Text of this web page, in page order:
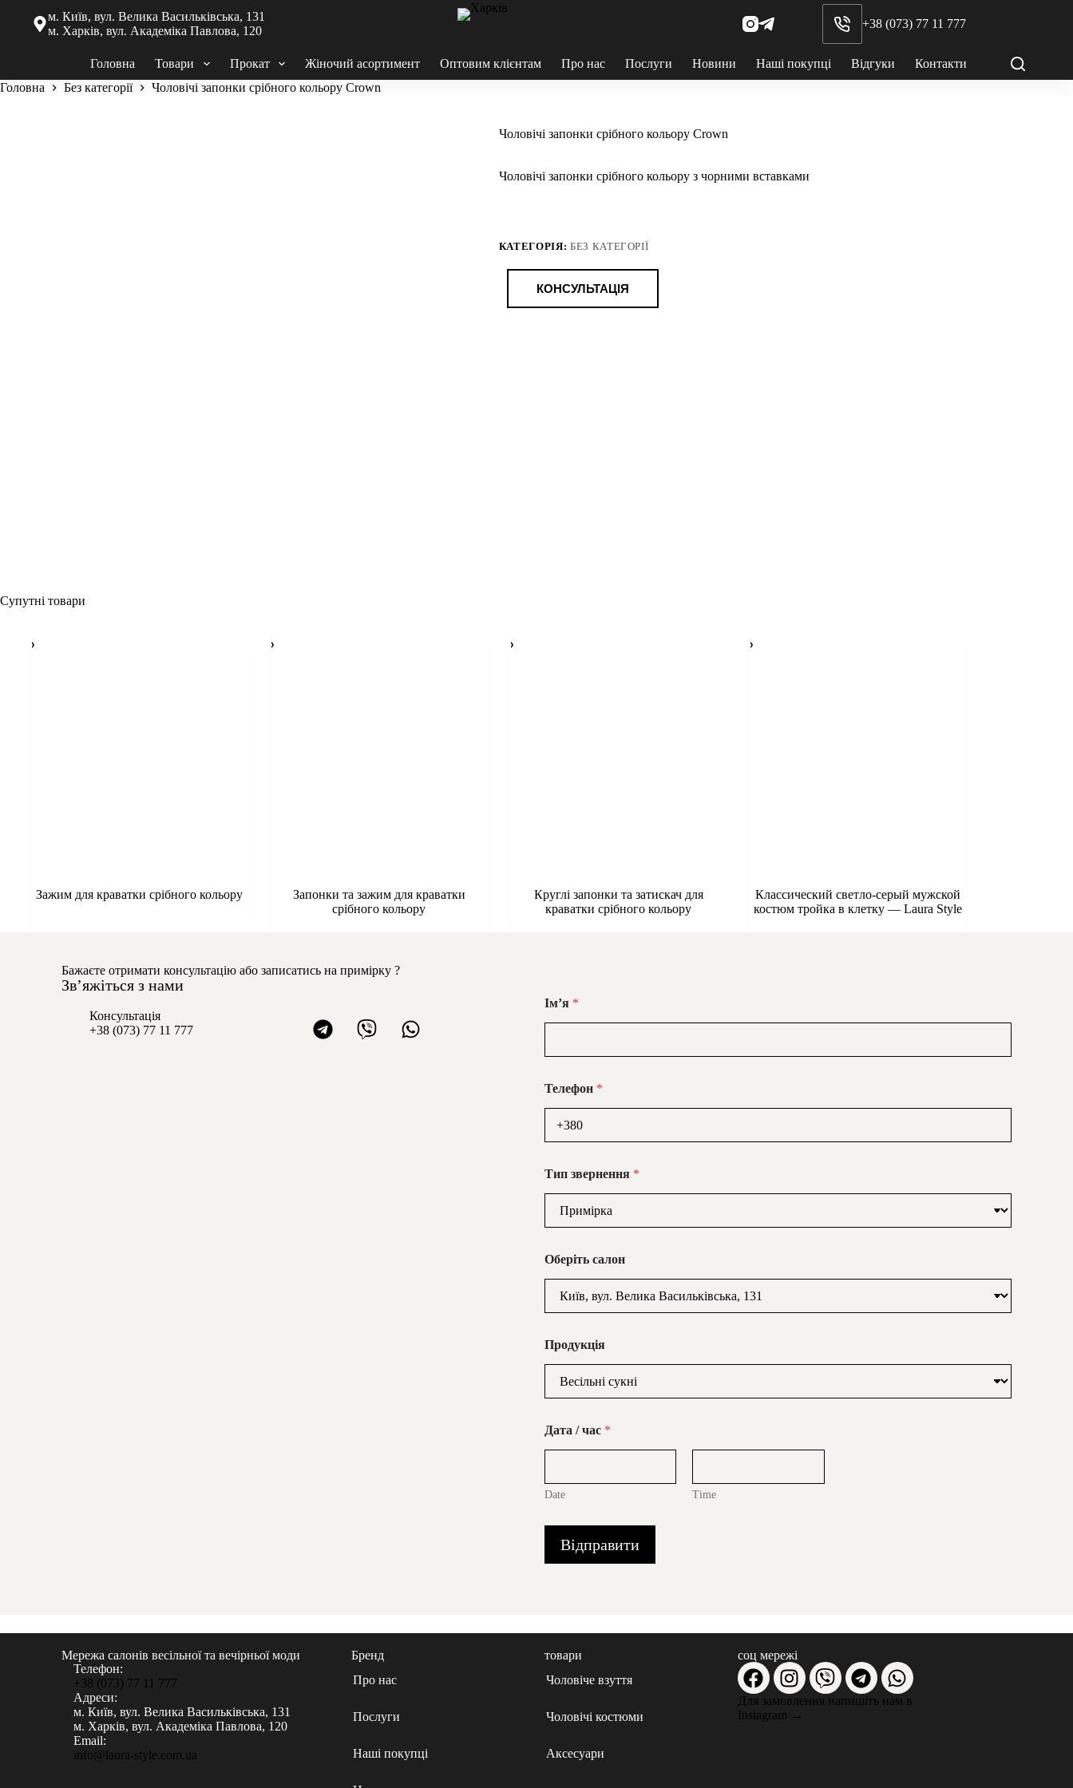
м. Київ, вул. Велика Васильківська, 131
м. Харків, вул. Академіка Павлова, 120
+38 (073) 77 11 777
Головна Товари Прокат Жіночий асортимент Оптовим клієнтам Про нас Послуги Новини Наші покупці Відгуки
Контакти
Головна
Без категорії Чоловічі запонки срібного кольору Crown
Чоловічі запонки срібного кольору Crown
Чоловічі запонки срібного кольору з чорними вставками
КАТЕГОРІЯ: БЕЗ КАТЕГОРІЇ
КОНСУЛЬТАЦІЯ
Супутні товари
Зажим для краватки срібного кольору
Запонки та зажим для краватки
срібного кольору
Круглі запонки та затискач для
краватки срібного кольору
Классический светло-серый мужской
костюм тройка в клетку — Laura Style
Бажаєте отримати консультацію або записатись на примірку ?
Звʼяжіться з нами
Консультація
+38 (073) 77 11 777
Імʼя *
Телефон *
Тип звернення *
Оберіть салон
Продукція
Дата / час *
Date Time
Відправити
Мережа салонів весільної та вечірньої моди
Телефон:
+38 (073) 77 11 777
Адреси:
м. Київ, вул. Велика Васильківська, 131
м. Харків, вул. Академіка Павлова, 120
Email:
info@laura-style.com.ua
Бренд
Про нас
Послуги
Наші покупці
товари
Чоловіче взуття
Чоловічі костюми
Аксесуари
соц мережі
Для замовлення напишіть нам в
Instagram →